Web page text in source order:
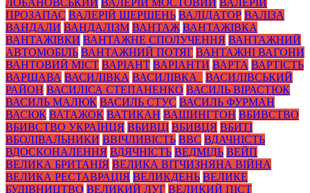
ПРОЗАПАС ВАЛЕРІЙ ШЕРШЕНЬ ВАЛІДАТОР ВАЛІЗА
ВАНДАЛИ ВАНДАЛІЗМ ВАНТАЖ ВАНТАЖІВКА
ВАНТАЖІВКИ ВАНТАЖНЕ СПОЛУЧЕННЯ ВАНТАЖНИЙ
АВТОМОБІЛЬ ВАНТАЖНИЙ ПОТЯГ ВАНТАЖНІ ВАГОНИ
ВАНТОВИЙ МІСТ ВАРІАНТ ВАРІАНТИ ВАРТА ВАРТІСТЬ
ВАРШАВА ВАСИЛІВКА ВАСИЛІВКА_
ВАСИЛІВСЬКИЙ
РАЙОН ВАСИЛІСА СТЕПАНЕНКО ВАСИЛЬ ВІРАСТЮК
ВАСИЛЬ МАЛЮК ВАСИЛЬ СТУС ВАСИЛЬ ФУРМАН
ВАСЮК ВАТАЖОК ВАТИКАН ВАШИНГТОН ВБИВСТВО
ВБИВСТВО УКРАЇНЦЯ ВБИВЦІ ВБИВЦЯ ВБИТІ
ВБОЛІВАЛЬНИКИ ВВІЧЛИВІСТЬ ВВС ВДАЧНІСТЬ
ВДОСКОНАЛЕННЯ ВДЯЧНІСТЬ ВЕДМІДЬ ВЕЙП
ВЕЛИКА БРИТАНІЯ ВЕЛИКА ВІТЧИЗНЯНА ВІЙНА
ВЕЛИКА РЕСТАВРАЦІЯ ВЕЛИКДЕНЬ ВЕЛИКЕ
БУДІВНИЦТВО ВЕЛИКИЙ ЛУГ ВЕЛИКИЙ ПІСТ